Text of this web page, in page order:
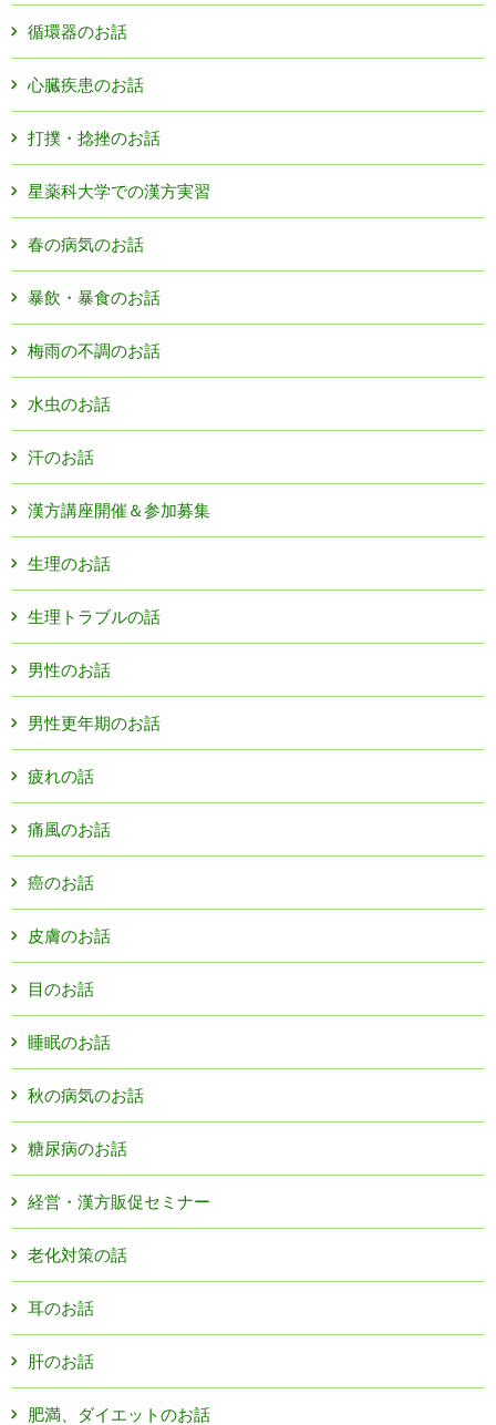
循環器のお話
心臓疾患のお話
打撲・捻挫のお話
星薬科大学での漢方実習
春の病気のお話
暴飲・暴食のお話
梅雨の不調のお話
水虫のお話
汗のお話
漢方講座開催＆参加募集
生理のお話
生理トラブルの話
男性のお話
男性更年期のお話
疲れの話
痛風のお話
癌のお話
皮膚のお話
目のお話
睡眠のお話
秋の病気のお話
糖尿病のお話
経営・漢方販促セミナー
老化対策の話
耳のお話
肝のお話
肥満、ダイエットのお話